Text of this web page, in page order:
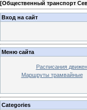
[Общественный транспорт
Вход на сайт
Меню сайта
Расписания
Маршруты трамвайные
Categories